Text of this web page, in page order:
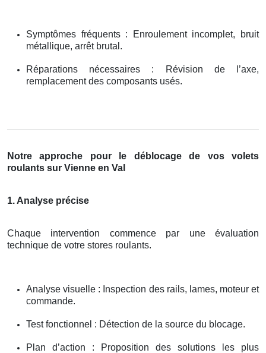
Symptômes fréquents : Enroulement incomplet, bruit
métallique, arrêt brutal.
Réparations nécessaires : Révision de l’axe,
remplacement des composants usés.
Notre approche pour le déblocage de vos volets
roulants sur Vienne en Val
1. Analyse précise
Chaque intervention commence par une évaluation
technique de votre stores roulants.
Analyse visuelle : Inspection des rails, lames, moteur et
commande.
Test fonctionnel : Détection de la source du blocage.
Plan d’action : Proposition des solutions les plus